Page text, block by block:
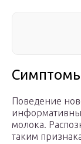
Поведение
молока.
таким